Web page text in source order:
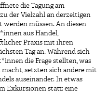
die Tagung am
der Vielzahl an derzeitigen
werden müssen. An diesen
aus Handel,
Praxis mit ihren
Tag an. Während sich
die Frage stellten, was
setzten sich andere mit
auseinander. In etwas
Exkursionen statt: eine